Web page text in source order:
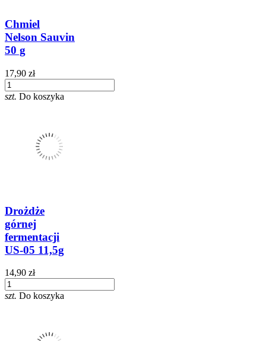
Chmiel
Nelson Sauvin
50 g
17,90 zł
szt. Do koszyka
Drożdże
górnej
fermentacji
US-05 11,5g
14,90 zł
szt. Do koszyka